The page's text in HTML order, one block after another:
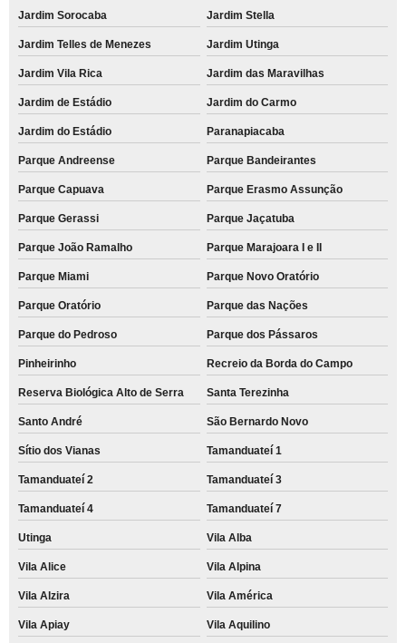
Jardim Sorocaba Jardim Stella
Jardim Telles de Menezes Jardim Utinga
Jardim Vila Rica Jardim das Maravilhas
Jardim de Estádio Jardim do Carmo
Jardim do Estádio Paranapiacaba
Parque Andreense Parque Bandeirantes
Parque Capuava Parque Erasmo Assunção
Parque Gerassi Parque Jaçatuba
Parque João Ramalho Parque Marajoara I e II
Parque Miami Parque Novo Oratório
Parque Oratório Parque das Nações
Parque do Pedroso Parque dos Pássaros
Pinheirinho Recreio da Borda do Campo
Reserva Biológica Alto de Serra Santa Terezinha
Santo André São Bernardo Novo
Sítio dos Vianas Tamanduateí 1
Tamanduateí 2 Tamanduateí 3
Tamanduateí 4 Tamanduateí 7
Utinga Vila Alba
Vila Alice Vila Alpina
Vila Alzira Vila América
Vila Apiay Vila Aquilino